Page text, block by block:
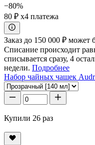
−80%
80 ₽ x4 платежа
Заказ до 150 000 ₽ может
Списание происходит
списывается сразу, 4
недели. Подробнее
Набор чайных чашек
Купили 26 раз